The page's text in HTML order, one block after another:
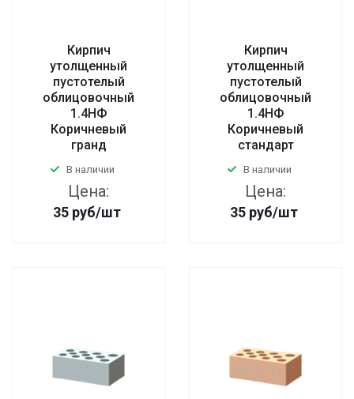
Кирпич
утолщенный
пустотелый
облицовочный
1.4НФ
Коричневый
гранд
В наличии
Цена:
35 руб/шт
Кирпич
утолщенный
пустотелый
облицовочный
1.4НФ
Коричневый
стандарт
В наличии
Цена:
35 руб/шт